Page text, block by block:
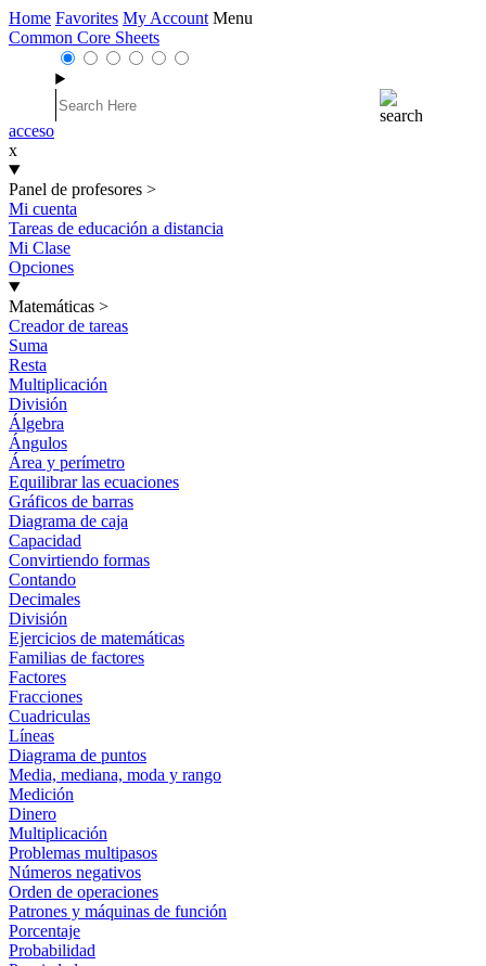
Home Favorites My Account Menu
Common Core Sheets
acceso
x
Panel de profesores >
Mi cuenta
Tareas de educación a distancia
Mi Clase
Opciones
Matemáticas >
Creador de tareas
Suma
Resta
Multiplicación
División
Álgebra
Ángulos
Área y perímetro
Equilibrar las ecuaciones
Gráficos de barras
Diagrama de caja
Capacidad
Convirtiendo formas
Contando
Decimales
División
Ejercicios de matemáticas
Familias de factores
Factores
Fracciones
Cuadriculas
Líneas
Diagrama de puntos
Media, mediana, moda y rango
Medición
Dinero
Multiplicación
Problemas multipasos
Números negativos
Orden de operaciones
Patrones y máquinas de función
Porcentaje
Probabilidad